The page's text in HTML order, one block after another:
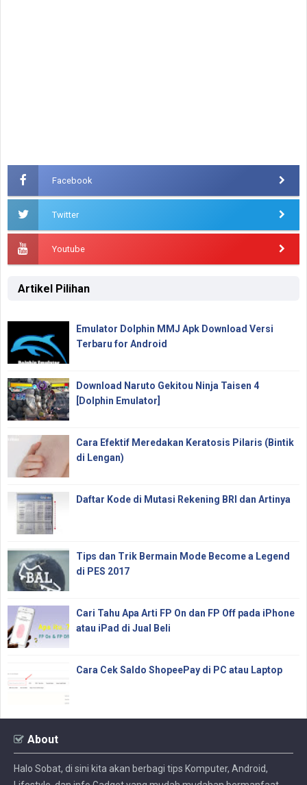
Facebook
Twitter
Youtube
Artikel Pilihan
Emulator Dolphin MMJ Apk Download Versi
Terbaru for Android
Download Naruto Gekitou Ninja Taisen 4
[Dolphin Emulator]
Cara Efektif Meredakan Keratosis Pilaris (Bintik
di Lengan)
Daftar Kode di Mutasi Rekening BRI dan Artinya
Tips dan Trik Bermain Mode Become a Legend
di PES 2017
Cari Tahu Apa Arti FP On dan FP Off pada iPhone
atau iPad di Jual Beli
Cara Cek Saldo ShopeePay di PC atau Laptop
About
Halo Sobat, di sini kita akan berbagi tips Komputer, Android,